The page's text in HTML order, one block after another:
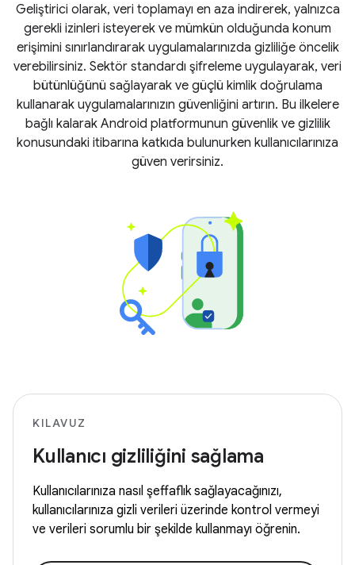
Geliştirici olarak, veri toplamayı en aza indirerek, yalnızca
gerekli izinleri isteyerek ve mümkün olduğunda konum
erişimini sınırlandırarak uygulamalarınızda gizliliğe öncelik
verebilirsiniz. Sektör standardı şifreleme uygulayarak, veri
bütünlüğünü sağlayarak ve güçlü kimlik doğrulama
kullanarak uygulamalarınızın güvenliğini artırın. Bu ilkelere
bağlı kalarak Android platformunun güvenlik ve gizlilik
konusundaki itibarına katkıda bulunurken kullanıcılarınıza
güven verirsiniz.
KILAVUZ
Kullanıcı gizliliğini sağlama
Kullanıcılarınıza nasıl şeffaflık sağlayacağınızı,
kullanıcılarınıza gizli verileri üzerinde kontrol vermeyi
ve verileri sorumlu bir şekilde kullanmayı öğrenin.